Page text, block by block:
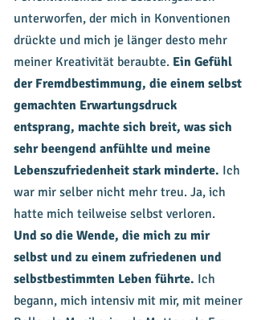
unterworfen, der mich in Konventionen
drückte und mich je länger desto mehr
meiner Kreativität beraubte. Ein Gefühl
der Fremdbestimmung, die einem selbst
gemachten Erwartungsdruck
entsprang, machte sich breit, was sich
sehr beengend anfühlte und meine
Lebenszufriedenheit stark minderte. Ich
war mir selber nicht mehr treu. Ja, ich
hatte mich teilweise selbst verloren.
Und so die Wende, die mich zu mir
selbst und zu einem zufriedenen und
selbstbestimmten Leben führte. Ich
begann, mich intensiv mit mir, mit meiner